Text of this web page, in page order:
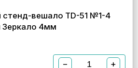
вешало TD-51 №1-4
4мм
− +